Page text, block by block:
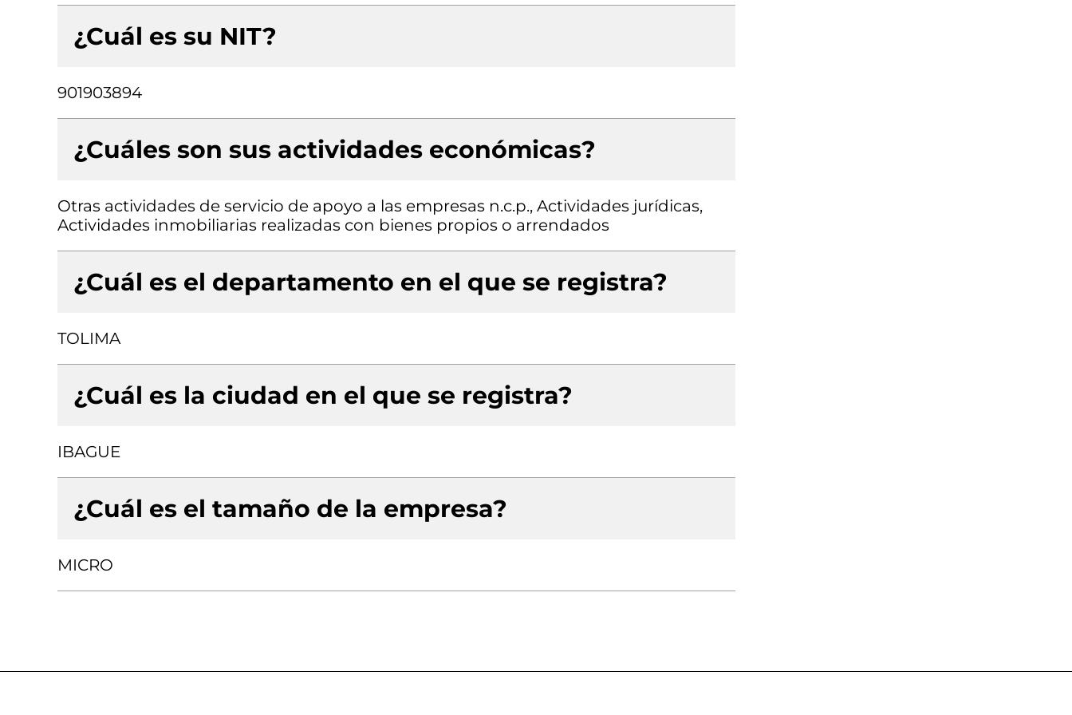
¿Cuál es su NIT?
901903894
¿Cuáles son sus actividades económicas?
Otras actividades de servicio de apoyo a las empresas n.c.p., Actividades jurídicas,
Actividades inmobiliarias realizadas con bienes propios o arrendados
¿Cuál es el departamento en el que se registra?
TOLIMA
¿Cuál es la ciudad en el que se registra?
IBAGUE
¿Cuál es el tamaño de la empresa?
MICRO